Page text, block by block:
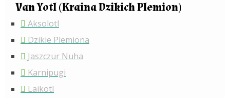
Van Yotl (Kraina Dzikich Plemion)
Aksolotl
Dzikie Plemiona
Jaszczur Nuha
Karnipugi
Laikotl